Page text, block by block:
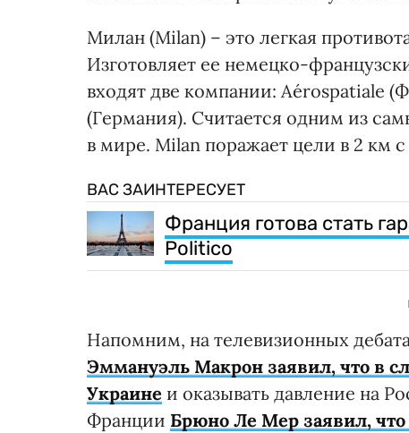
Милан (Milan) – это легкая
Изготовляет ее немецко-
входят две компании: Aérospatiale
(Германия). Считается одним из
в мире. Milan поражает цели в 2 км
ВАС ЗАИНТЕРЕСУЕТ
Франция готова стать
Politico
Напомним, на телевизионных
Эммануэль Макрон заявил, что в
Украине и оказывать давление на
Франции Брюно Ле Мер заявил,